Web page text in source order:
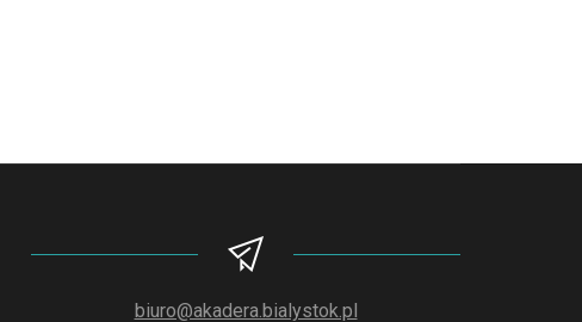
biuro@akadera.bialystok.pl